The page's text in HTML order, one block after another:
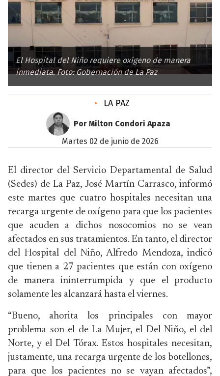
El Hospital del Niño requiere oxígeno de manera
inmediata. Foto: Gobernación de La Paz
• LA PAZ
Por Milton Condori Apaza
martes 02 de junio de 2026
El director del Servicio Departamental de Salud
(Sedes) de La Paz, José Martín Carrasco, informó
este martes que cuatro hospitales necesitan una
recarga urgente de oxígeno para que los pacientes
que acuden a dichos nosocomios no se vean
afectados en sus tratamientos. En tanto, el director
del Hospital del Niño, Alfredo Mendoza, indicó
que tienen a 27 pacientes que están con oxígeno
de manera ininterrumpida y que el producto
solamente les alcanzará hasta el viernes.
“Bueno, ahorita los principales con mayor
problema son el de La Mujer, el Del Niño, el del
Norte, y el Del Tórax. Estos hospitales necesitan,
justamente, una recarga urgente de los botellones,
para que los pacientes no se vayan afectados”,